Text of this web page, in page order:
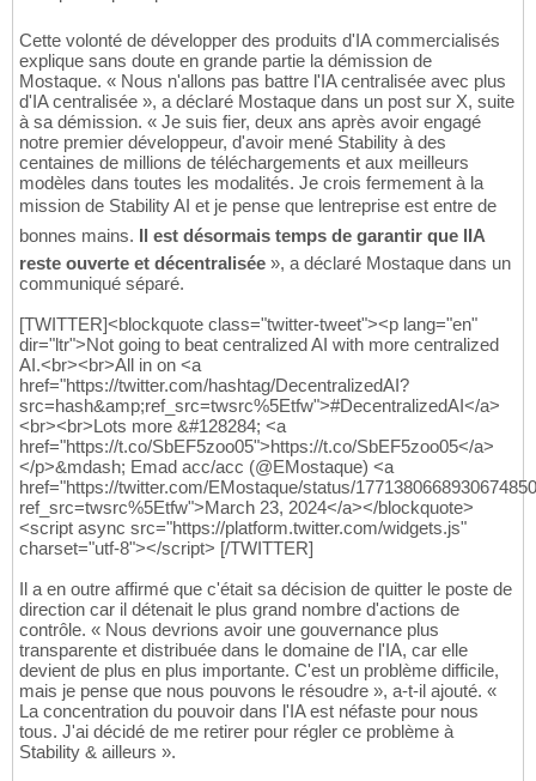
Cette volonté de développer des produits d'IA commercialisés
explique sans doute en grande partie la démission de
Mostaque. « Nous n'allons pas battre l'IA centralisée avec plus
d'IA centralisée », a déclaré Mostaque dans un post sur X, suite
à sa démission. « Je suis fier, deux ans après avoir engagé
notre premier développeur, d'avoir mené Stability à des
centaines de millions de téléchargements et aux meilleurs
modèles dans toutes les modalités. Je crois fermement à la
mission de Stability AI et je pense que lentreprise est entre de
bonnes mains. Il est désormais temps de garantir que lIA
reste ouverte et décentralisée », a déclaré Mostaque dans un
communiqué séparé.
[TWITTER]<blockquote class="twitter-tweet"><p lang="en"
dir="ltr">Not going to beat centralized AI with more centralized
AI.<br><br>All in on <a
href="https://twitter.com/hashtag/DecentralizedAI?
src=hash&amp;ref_src=twsrc%5Etfw">#DecentralizedAI</a>
<br><br>Lots more &#128284; <a
href="https://t.co/SbEF5zoo05">https://t.co/SbEF5zoo05</a>
</p>&mdash; Emad acc/acc (@EMostaque) <a
href="https://twitter.com/EMostaque/status/
ref_src=twsrc%5Etfw">March 23, 2024</a></blockquote>
<script async src="https://platform.twitter.com/widgets.js"
charset="utf-8"></script> [/TWITTER]
Il a en outre affirmé que c'était sa décision de quitter le poste de
direction car il détenait le plus grand nombre d'actions de
contrôle. « Nous devrions avoir une gouvernance plus
transparente et distribuée dans le domaine de l'IA, car elle
devient de plus en plus importante. C'est un problème difficile,
mais je pense que nous pouvons le résoudre », a-t-il ajouté. «
La concentration du pouvoir dans l'IA est néfaste pour nous
tous. J'ai décidé de me retirer pour régler ce problème à
Stability & ailleurs ».